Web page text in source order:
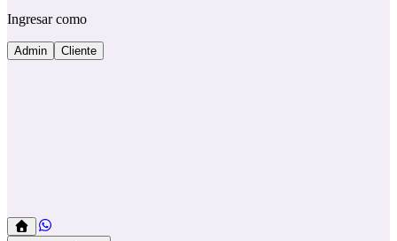
Ingresar como
Admin Cliente